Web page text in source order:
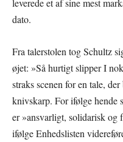
dato.
Fra talerstolen tog Schultz
øjet: »Så hurtigt slipper I
straks scenen for en tale,
knivskarp. For ifølge hende
er »ansvarligt, solidarisk og
ifølge Enhedslisten